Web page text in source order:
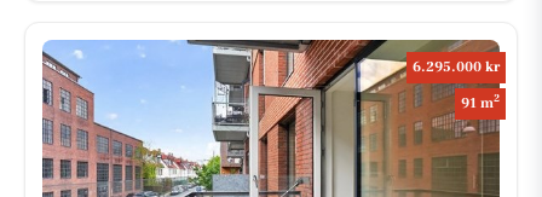
6.295.000 kr
91 m2